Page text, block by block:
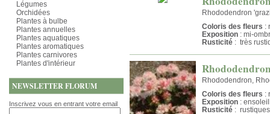
Légumes
Orchidées
Plantes à bulbe
Plantes annuelles
Plantes aquatiques
Plantes aromatiques
Plantes carnivores
Plantes d'intérieur
NEWSLETTER FLORUM
Inscrivez vous en entrant votre email
Rhododendron
Coloris des fleurs :
Exposition : mi-
Rusticité : très
Rhododendron,
Coloris des fleurs :
Exposition :
Rusticité : rustiques